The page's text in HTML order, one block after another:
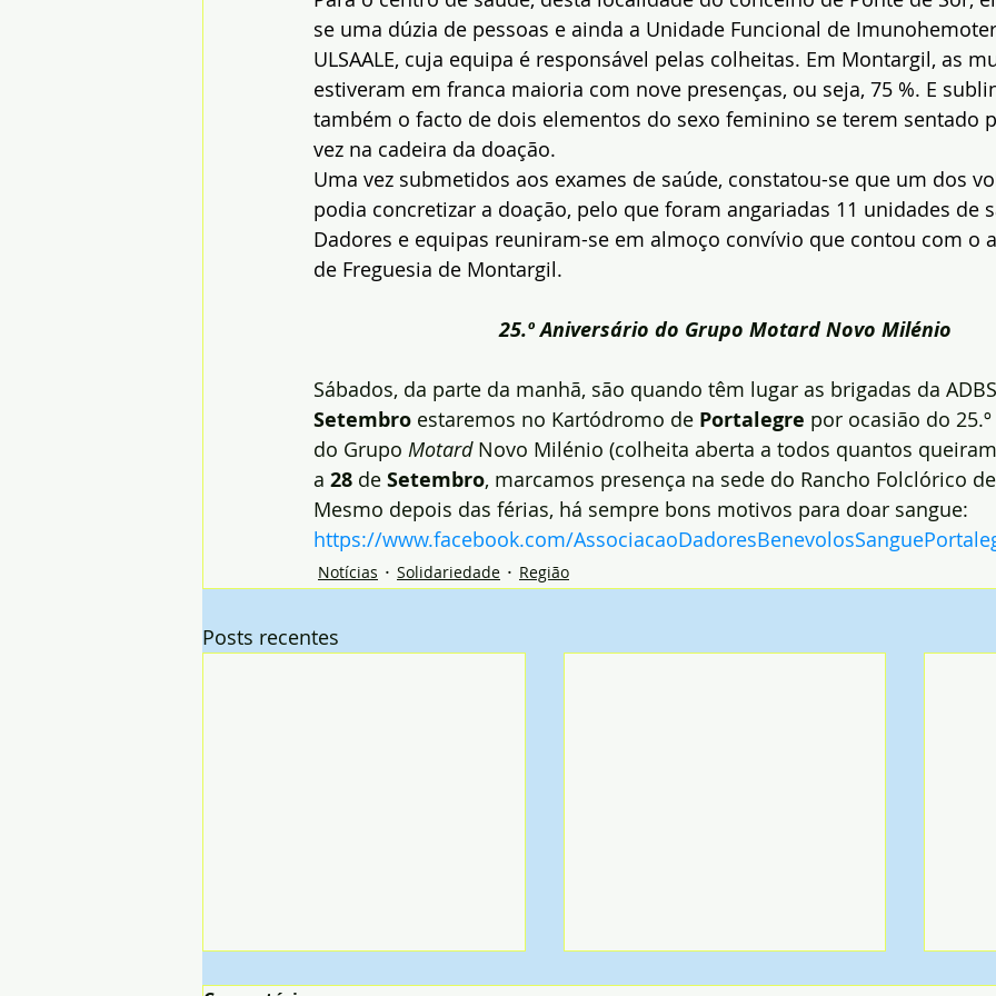
se uma dúzia de pessoas e ainda a Unidade Funcional de
ULSAALE, cuja equipa é responsável pelas colheitas. Em Montargil, as
estiveram em franca maioria com nove presenças, ou seja, 75 %. E
também o facto de dois elementos do sexo feminino se terem sentado
vez na cadeira da doação.
Uma vez submetidos aos exames de saúde, constatou-se que um dos
podia concretizar a doação, pelo que foram angariadas 11 unidades de
Dadores e equipas reuniram-se em almoço convívio que contou com o
de Freguesia de Montargil.
25.º Aniversário do Grupo Motard Novo Milénio
Sábados, da parte da manhã, são quando têm lugar as brigadas da
Setembro estaremos no Kartódromo de Portalegre por ocasião do
do Grupo Motard Novo Milénio (colheita aberta a todos quantos
a 28 de Setembro, marcamos presença na sede do Rancho Folclórico de
Mesmo depois das férias, há sempre bons motivos para doar sangue:
https://www.facebook.com/
Notícias Solidariedade Região
Posts recentes